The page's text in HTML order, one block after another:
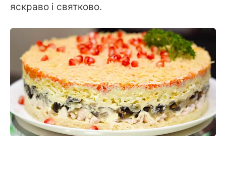
яскраво і святково.